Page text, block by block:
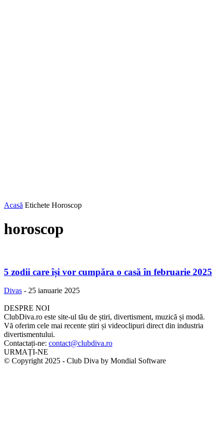
Acasă Etichete Horoscop
horoscop
5 zodii care își vor cumpăra o casă în februarie 2025
Divas - 25 ianuarie 2025
DESPRE NOI
ClubDiva.ro este site-ul tău de știri, divertisment, muzică și modă.
Vă oferim cele mai recente știri și videoclipuri direct din industria
divertismentului.
Contactați-ne: contact@clubdiva.ro
URMAȚI-NE
© Copyright 2025 - Club Diva by Mondial Software